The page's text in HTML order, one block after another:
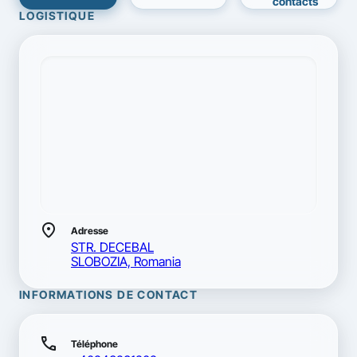
LOGISTIQUE
location_on Adresse
STR. DECEBAL
SLOBOZIA, Romania
INFORMATIONS DE CONTACT
call Téléphone